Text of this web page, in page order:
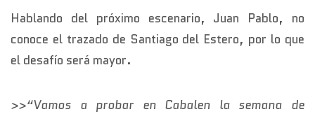
Hablando del próximo escenario, Juan Pablo, no
conoce el trazado de Santiago del Estero, por lo que
el desafío será mayor.
>>“Vamos a probar en Cabalen la semana de